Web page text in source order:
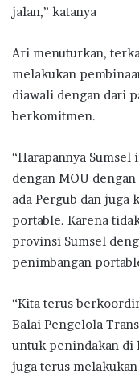
jalan,” katanya
Ari menuturkan,
melakukan
diawali dengan dari
berkomitmen.
“Harapannya
dengan MOU
ada Pergub dan juga
portable. Karena
provinsi Sumsel
penimbangan
“Kita terus
Balai Pengelola
untuk penindakan di
juga terus